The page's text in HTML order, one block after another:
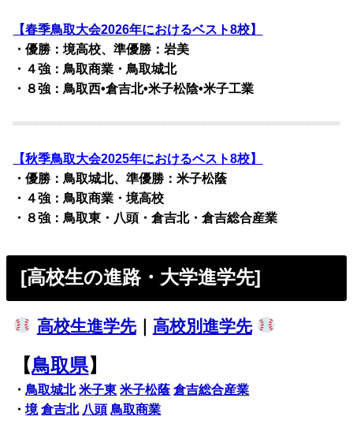
【春季鳥取大会2026年におけるベスト8校】
・優勝：境高校、準優勝：岩美
・４強：鳥取商業・鳥取城北
・８強：鳥取西•倉吉北•米子松陰•米子工業
【秋季鳥取大会2025年におけるベスト8校】
・優勝：鳥取城北、準優勝：米子松蔭
・４強：鳥取商業・境高校
・８強：鳥取東・八頭・倉吉北・倉吉総合産業
[高校生の進路・大学進学先]
高校生進学先｜ 高校別進学先
【鳥取県】
・鳥取城北 米子東 米子松蔭 倉吉総合産業
・境 倉吉北 八頭 鳥取商業